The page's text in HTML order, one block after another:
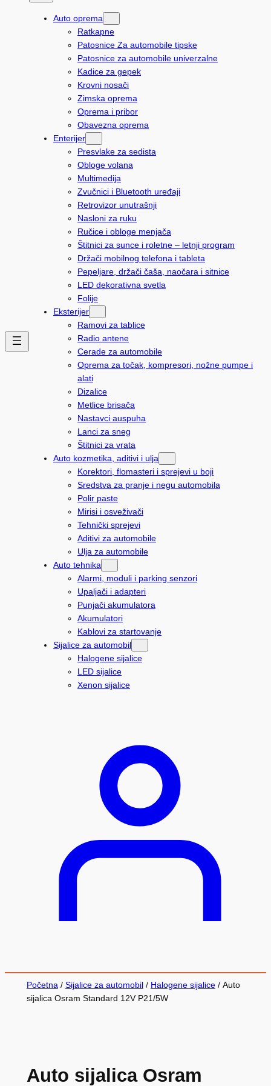
r
a
g
a
Auto oprema
Ratkapne
Patosnice Za automobile tipske
Patosnice za automobile univerzalne
Kadice za gepek
Krovni nosači
Zimska oprema
Oprema i pribor
Obavezna oprema
Enterijer
Presvlake za sedista
Obloge volana
Multimedija
Zvučnici i Bluetooth uređaji
Retrovizor unutrašnji
Nasloni za ruku
Ručice i obloge menjača
Štitnici za sunce i roletne – letnji program
Držači mobilnog telefona i tableta
Pepeljare, držači čaša, naočara i sitnice
LED dekorativna svetla
Folije
Eksterijer
Ramovi za tablice
Radio antene
Cerade za automobile
Oprema za točak, kompresori, nožne pumpe i
alati
Dizalice
Metlice brisača
Nastavci auspuha
Lanci za sneg
Štitnici za vrata
Auto kozmetika, aditivi i ulja
Korektori, flomasteri i sprejevi u boji
Sredstva za pranje i negu automobila
Polir paste
Mirisi i osveživači
Tehnički sprejevi
Aditivi za automobile
Ulja za automobile
Auto tehnika
Alarmi, moduli i parking senzori
Upaljači i adapteri
Punjači akumulatora
Akumulatori
Kablovi za startovanje
Sijalice za automobil
Halogene sijalice
LED sijalice
Xenon sijalice
Početna / Sijalice za automobil/ Halogene sijalice/ Auto
sijalica Osram Standard 12V P21/5W
Auto sijalica Osram